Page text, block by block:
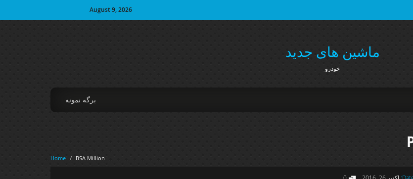
August 9, 2026
ماشین های جدید
خودرو
برگه نمونه
Home / BSA Million